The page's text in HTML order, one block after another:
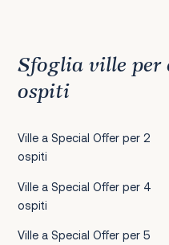
Sfoglia ville per
ospiti
Ville a Special Offer per 2
ospiti
Ville a Special Offer per 4
ospiti
Ville a Special Offer per 5